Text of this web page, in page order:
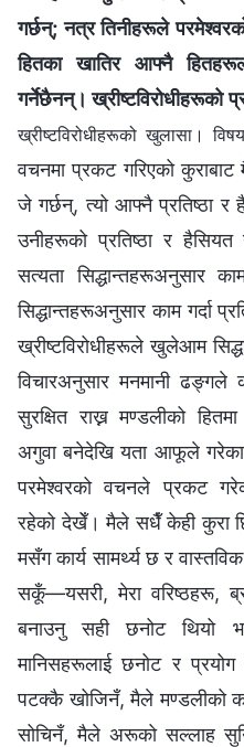
गर्छन्; नत्र तिनीहरूले
हितका खातिर आफ्‍नै
गर्नेछैनन्। ख्रीष्टविरोधीहरूको
ख्रीष्टविरोधीहरूको खुलासा।
वचनमा प्रकट गरिएको
जे गर्छन्, त्यो आफ्नै प्रतिष्ठा र
उनीहरूको प्रतिष्ठा र हैसियत
सत्यता सिद्धान्तहरूअनुसार
सिद्धान्तहरूअनुसार काम गर्दा
ख्रीष्टविरोधीहरूले खुलेआम
विचारअनुसार मनमानी
सुरक्षित राख्न मण्डलीको
अगुवा बनेदेखि यता आफूले गरेका
परमेश्‍वरको वचनले प्रकट
रहेको देखेँ। मैले सधैँ केही कुरा
मसँग कार्य सामर्थ्य छ र
सकूँ—यसरी, मेरा वरिष्ठहरू,
बनाउनु सही छनोट
मानिसहरूलाई छनोट र
पटक्कै खोजिनँ, मैले मण्डलीको
सोचिनँ, मैले अरूको सल्लाह